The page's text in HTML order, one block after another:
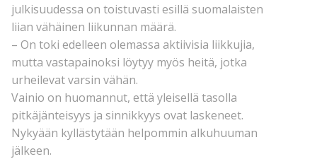
julkisuudessa on toistuvasti esillä suomalaisten
liian vähäinen liikunnan määrä.
– On toki edelleen olemassa aktiivisia liikkujia,
mutta vastapainoksi löytyy myös heitä, jotka
urheilevat varsin vähän.
Vainio on huomannut, että yleisellä tasolla
pitkäjänteisyys ja sinnikkyys ovat laskeneet.
Nykyään kyllästytään helpommin alkuhuuman
jälkeen.